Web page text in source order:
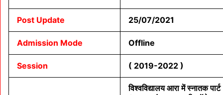
Post Update 25/07/2021
Admission Mode Offline
Session ( 2019-2022 )
विश्वविद्यालय आरा में स्नातक पार्ट